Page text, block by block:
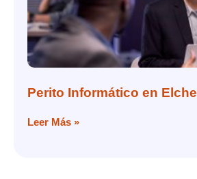
Perito Informático en Elche
Leer Más »